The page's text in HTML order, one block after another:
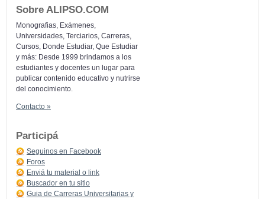
Sobre ALIPSO.COM
Monografias, Exámenes,
Universidades, Terciarios, Carreras,
Cursos, Donde Estudiar, Que Estudiar
y más: Desde 1999 brindamos a los
estudiantes y docentes un lugar para
publicar contenido educativo y nutrirse
del conocimiento.
Contacto »
Participá
Seguinos en Facebook
Foros
Enviá tu material o link
Buscador en tu sitio
Guia de Carreras Universitarias y